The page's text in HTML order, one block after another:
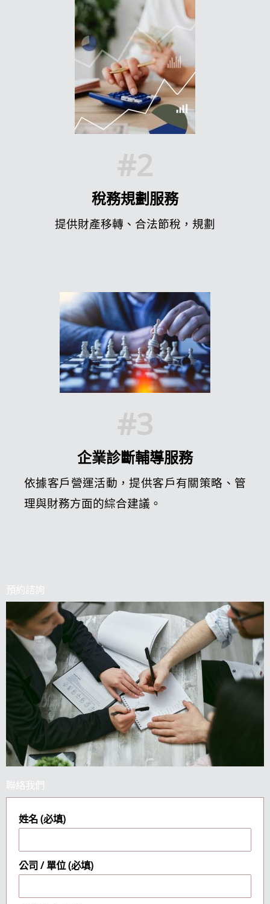
#2
稅務規劃服務
提供財產移轉、合法節稅，規劃
#3
企業診斷輔導服務
依據客戶營運活動，提供客戶有關策略、管
理與財務方面的綜合建議。
預約諮詢
聯絡我們
姓名 (必填)
公司 / 單位 (必填)